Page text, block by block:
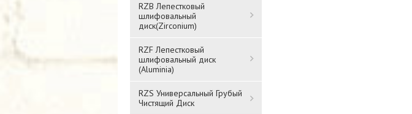
RZB Лепестковый
шлифовальный
диск(Zirconium)
RZF Лепестковый
шлифовальный диск
(Aluminia)
RZS Универсальный Грубый
Чистящий Диск